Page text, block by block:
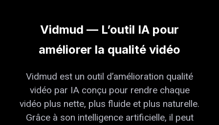
Vidmud — L’outil IA pour
améliorer la qualité vidéo
Vidmud est un outil d’amélioration qualité
vidéo par IA conçu pour rendre chaque
vidéo plus nette, plus fluide et plus naturelle.
Grâce à son intelligence artificielle, il peut